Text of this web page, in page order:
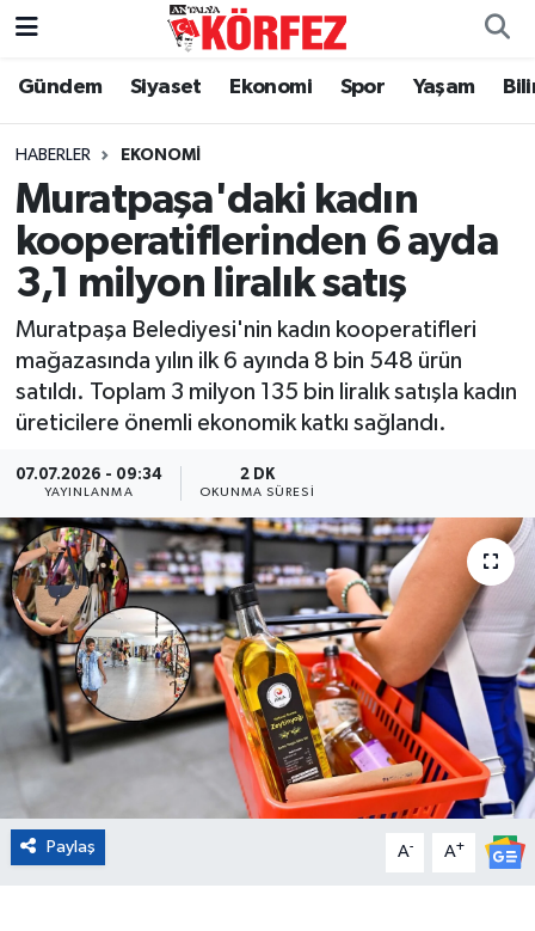
Gündem Siyaset Ekonomi Spor Yaşam
HABERLER EKONOMI
Muratpaşa'daki kadın
kooperatiflerinden 6 ayda
3,1 milyon liralık satış
Muratpaşa Belediyesi'nin kadın kooperatifleri
mağazasında yılın ilk 6 ayında 8 bin 548 ürün
satıldı. Toplam 3 milyon 135 bin liralık satışla kadın
üreticilere önemli ekonomik katkı sağlandı.
07.07.2026 - 09:34
YAYINLANMA
2 DK
OKUNMA SÜRESI
Paylaş A- A+
Gündem
Siyaset
Yerel Yönetim
Ekonomi
Spor
Yaşam
Dünya
Eğitim
Sağlık
Magazin
Turizm
Çevre
Nöbetçi Eczaneler
Hava Durumu
Trafik Durumu
Süper Lig Puan Durumu ve Fikstür
Tüm Manşetler
Son Dakika Haberleri